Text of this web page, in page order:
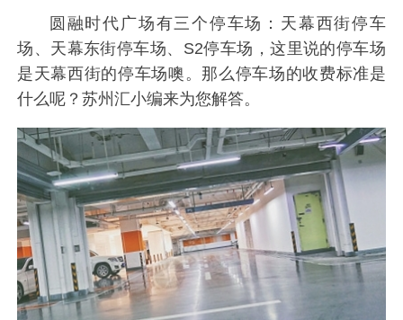
圆融时代广场有三个停车场：天幕西街停车
场、天幕东街停车场、S2停车场，这里说的停车场
是天幕西街的停车场噢。那么停车场的收费标准是
什么呢？苏州汇小编来为您解答。